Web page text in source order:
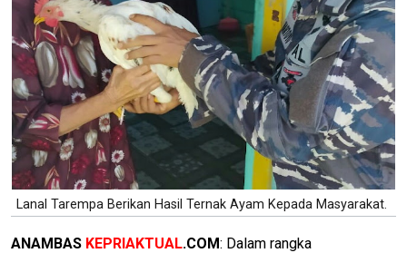
Lanal Tarempa Berikan Hasil Ternak Ayam Kepada Masyarakat.
ANAMBAS KEPRIAKTUAL.COM: Dalam rangka